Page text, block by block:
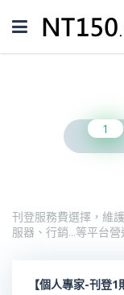
Toggle
navigation
1
刊登服務費選擇，維
服器、行銷…等平台營
【個人專家-刊登1